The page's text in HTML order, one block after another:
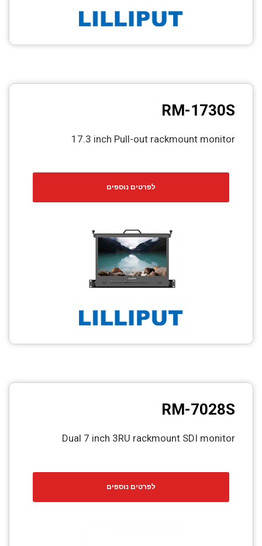
RM-1730S
17.3 inch Pull-out rackmount monitor
לפרטים נוספים
RM-7028S
Dual 7 inch 3RU rackmount SDI monitor
לפרטים נוספים